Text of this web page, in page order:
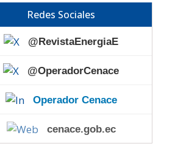
Redes Sociales
@RevistaEnergiaE
@OperadorCenace
Operador Cenace
cenace.gob.ec